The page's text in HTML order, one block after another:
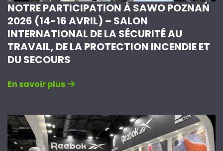
NOTRE PARTICIPATION À SAWO POZNAŃ
2026 (14-16 AVRIL) – SALON
INTERNATIONAL DE LA SÉCURITÉ AU
TRAVAIL, DE LA PROTECTION INCENDIE ET
DU SECOURS
En savoir plus